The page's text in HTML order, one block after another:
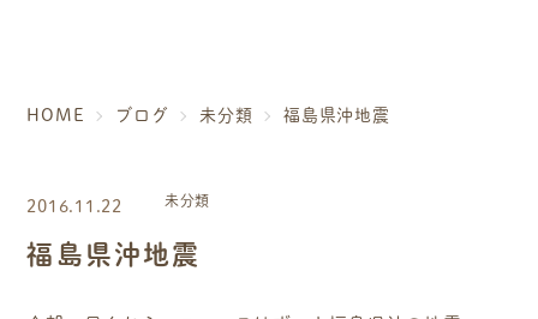
HOME ブログ 未分類 福島県沖地震
2016.11.22 未分類
福島県沖地震